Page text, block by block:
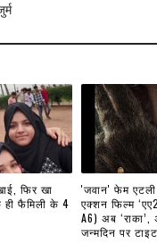
फिर खा
फैमिली के 4
'जवान' फेम
एक्शन फिल्म
A6) अब
जन्मदिन पर